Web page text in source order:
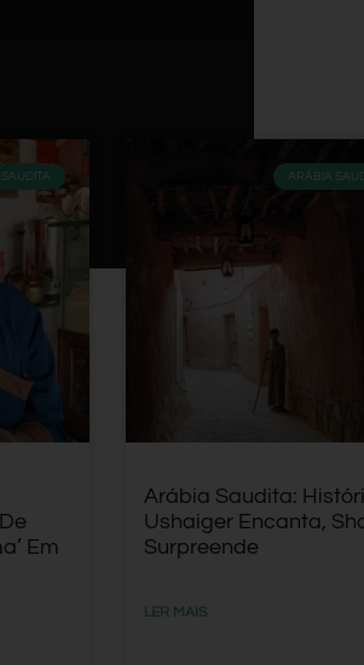
Em
ARÁBIA
Arábia Saudita:
Ushaiger Encanta,
Surpreende
LER MAIS